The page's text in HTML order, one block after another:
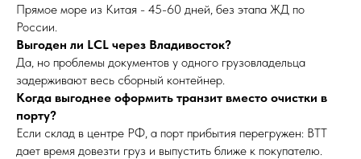
Прямое море из Китая - 45-60 дней, без этапа ЖД по
России.
Выгоден ли LCL через Владивосток?
Да, но проблемы документов у одного грузовладельца
задерживают весь сборный контейнер.
Когда выгоднее оформить транзит вместо очистки в
порту?
Если склад в центре РФ, а порт прибытия перегружен: ВТТ
дает время довезти груз и выпустить ближе к покупателю.